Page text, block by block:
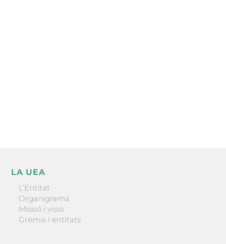
LA UEA
L’Entitat
Organigrama
Missió i visió
Gremis i entitats